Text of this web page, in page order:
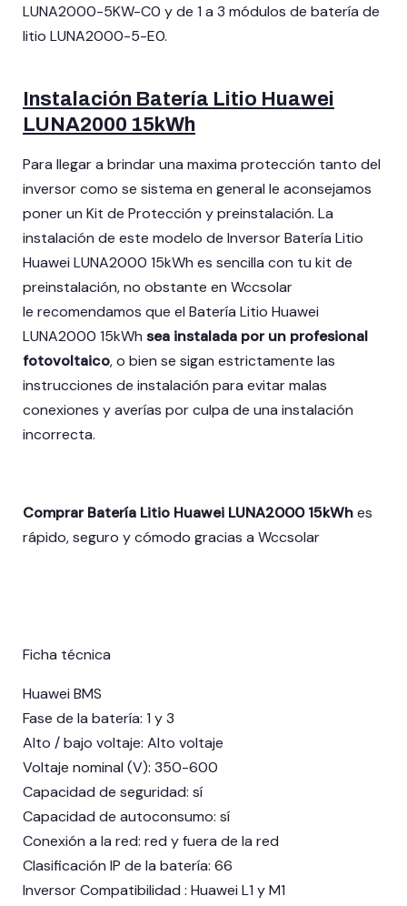
LUNA2000-5KW-C0 y de 1 a 3 módulos de batería de
litio LUNA2000-5-E0.
Instalación Batería Litio Huawei
LUNA2000 15kWh
Para llegar a brindar una maxima protección tanto del
inversor como se sistema en general le aconsejamos
poner un Kit de Protección y preinstalación. La
instalación de este modelo de Inversor Batería Litio
Huawei LUNA2000 15kWh es sencilla con tu kit de
preinstalación, no obstante en Wccsolar
le recomendamos que el Batería Litio Huawei
LUNA2000 15kWh sea instalada por un profesional
fotovoltaico, o bien se sigan estrictamente las
instrucciones de instalación para evitar malas
conexiones y averías por culpa de una instalación
incorrecta.
Comprar Batería Litio Huawei LUNA2000 15kWhes
rápido, seguro y cómodo gracias a Wccsolar
Ficha técnica
Huawei BMS
Fase de la batería: 1 y 3
Alto / bajo voltaje: Alto voltaje
Voltaje nominal (V): 350-600
Capacidad de seguridad: sí
Capacidad de autoconsumo: sí
Conexión a la red: red y fuera de la red
Clasificación IP de la batería: 66
Inversor Compatibilidad : Huawei L1 y M1